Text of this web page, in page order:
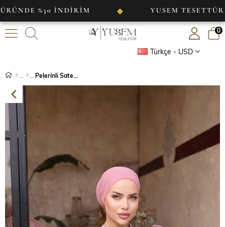
İNDİRİM ◆ YUSEM TESETTÜR ◆
Türkçe - USD
0
Pelerinli Saten Abiye Gül Kurusu